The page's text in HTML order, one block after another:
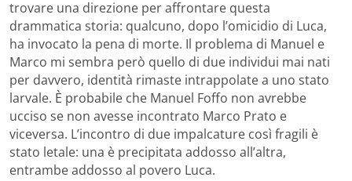
trovare una direzione per affrontare questa
drammatica storia: qualcuno, dopo l’omicidio di Luca,
ha invocato la pena di morte. Il problema di Manuel e
Marco mi sembra però quello di due individui mai nati
per davvero, identità rimaste intrappolate a uno stato
larvale. È probabile che Manuel Foffo non avrebbe
ucciso se non avesse incontrato Marco Prato e
viceversa. L’incontro di due impalcature così fragili è
stato letale: una è precipitata addosso all’altra,
entrambe addosso al povero Luca.